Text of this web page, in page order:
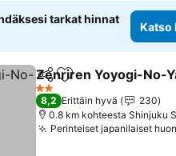
tarkat hinnat
Katso
Jaa Lisää suosikkeihin
Zenriren Yoyogi-No-
2 Tähtiluokitus
8,2 Erittäin hyvä
230
0.8 km kohteesta Shinjuku
Perinteiset japanilaiset